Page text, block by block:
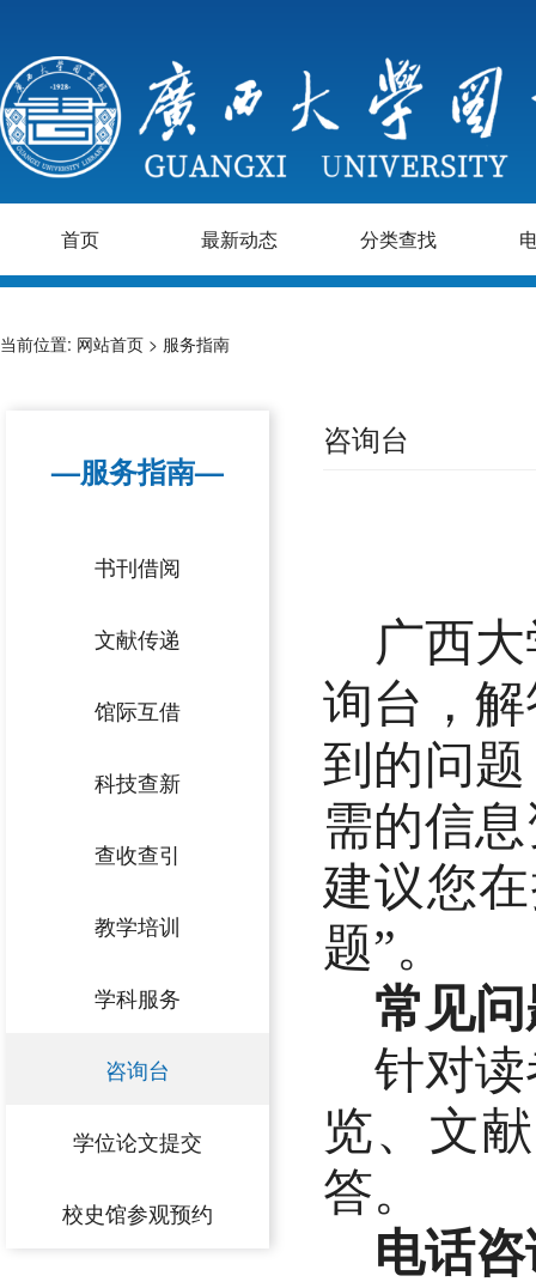
首页 最新动态 分类查找
当前位置: 网站首页 > 服务指南
—服务指南—
书刊借阅
文献传递
馆际互借
科技查新
查收查引
教学培训
学科服务
咨询台
学位论文提交
校史馆参观预约
咨询台
广西
询台，
到的问
需的信
建议您
题”。
常见
针对
览、文
答。
电话